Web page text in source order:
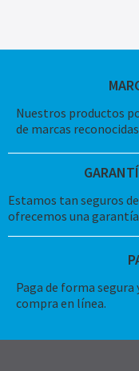
Nuestros productos
de marcas
Estamos tan seguros
ofrecemos una
Paga de forma
compra en línea.